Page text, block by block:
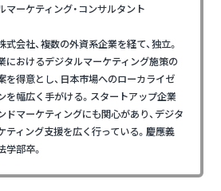
マーケティング・コンサルタント
式会社、複数の外資系企業を経て、独立。
におけるデジタルマーケティング施策の
を得意とし、日本市場へのローカライゼ
を幅広く手がける。スタートアップ企業
ドマーケティングにも関心があり、デジタ
ティング支援を広く行っている。慶應義
学部卒。